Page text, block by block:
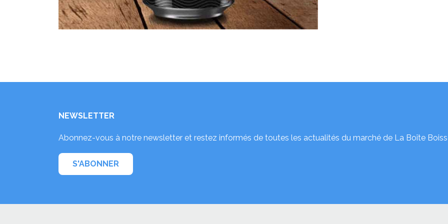
NEWSLETTER
Abonnez-vous à notre newsletter et restez informés de toutes les actualités du marché de La Boîte
S'ABONNER